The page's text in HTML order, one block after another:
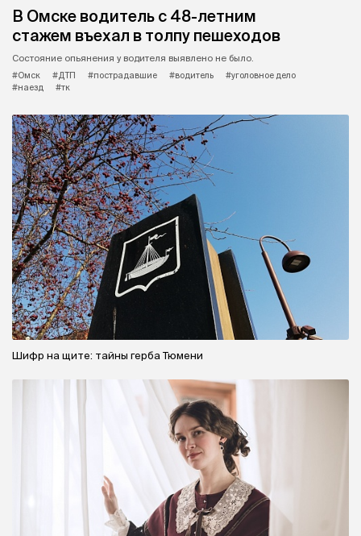
В Омске водитель с 48-летним
стажем въехал в толпу пешеходов
Состояние опьянения у водителя выявлено не было.
#Омск
#ДТП #пострадавшие #водитель
#уголовное дело
#наезд
#тк
Шифр на щите: тайны герба Тюмени